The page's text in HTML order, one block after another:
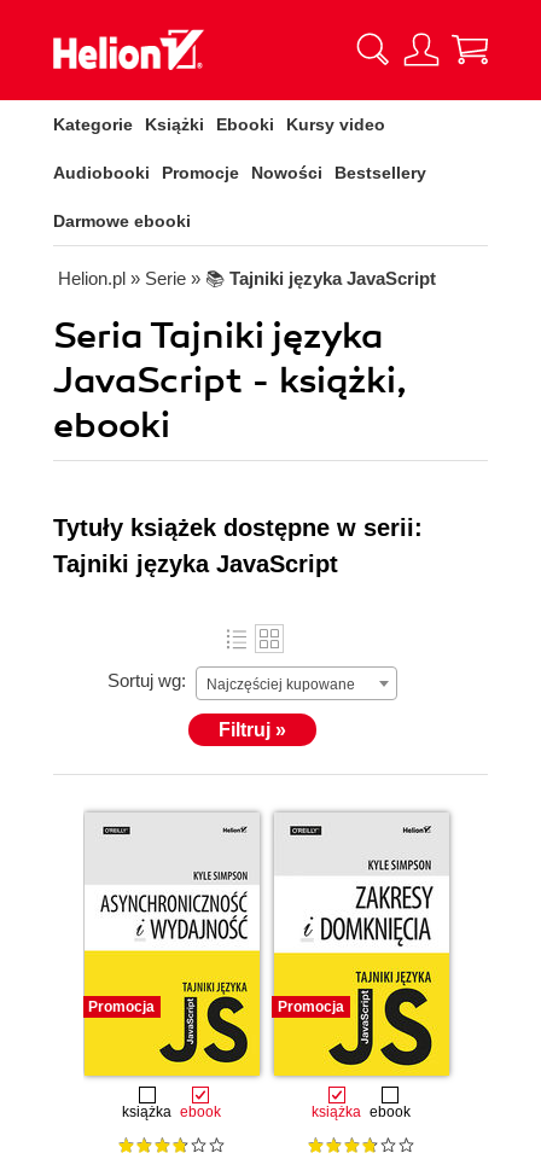
Kategorie Książki Ebooki Kursy video
Audiobooki Promocje Nowości Bestsellery
Darmowe ebooki
Helion.pl » Serie » 📚 Tajniki języka JavaScript
Seria Tajniki języka
JavaScript - książki,
ebooki
Tytuły książek dostępne w serii:
Tajniki języka JavaScript
Sortuj wg: Najczęściej kupowane
Filtruj »
Promocja
książka ebook
Promocja
książka ebook